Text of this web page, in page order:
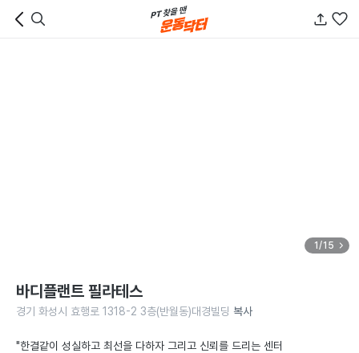
1/15
바디플랜트 필라테스
경기 화성시 효행로 1318-2 3층(반월동)대경빌딩 복사
"한결같이 성실하고 최선을 다하자 그리고 신뢰를 드리는 센터